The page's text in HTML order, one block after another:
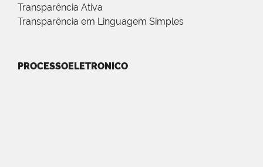
Transparência Ativa
Transparência em Linguagem Simples
PROCESSOELETRONICO